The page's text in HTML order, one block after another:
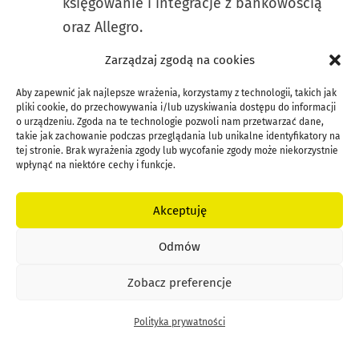
Zarządzaj zgodą na cookies
Aby zapewnić jak najlepsze wrażenia, korzystamy z technologii, takich jak
pliki cookie, do przechowywania i/lub uzyskiwania dostępu do informacji
o urządzeniu. Zgoda na te technologie pozwoli nam przetwarzać dane,
takie jak zachowanie podczas przeglądania lub unikalne identyfikatory na
tej stronie. Brak wyrażenia zgody lub wycofanie zgody może niekorzystnie
wpłynąć na niektóre cechy i funkcje.
Akceptuję
Odmów
Zobacz preferencje
Polityka prywatności
oraz Allegro.
Comarch Betterfly
– system do
współpracuje z e-commerce i spełnia
wszystkie wymogi prawne.
wFirma– księgowość online z ewidencją
przychodów i JPK.
Taxomatic– program do prowadzenia
pełnej księgowości i KPiR.
– biuro rachunkowe online,
papierowej.
Fakturomania– narzędzie z modułem